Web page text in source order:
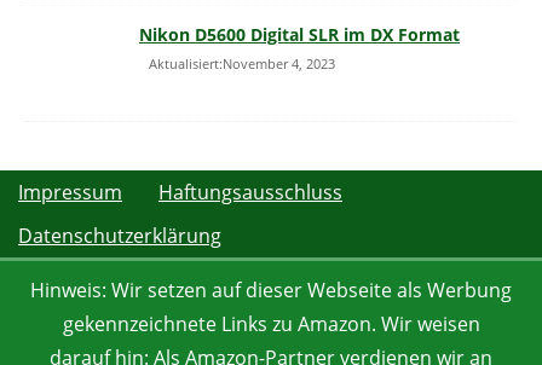
Nikon D5600 Digital SLR im DX Format
Aktualisiert:November 4, 2023
Impressum
Haftungsausschluss
Datenschutzerklärung
Hinweis: Wir setzen auf dieser Webseite als Werbung
gekennzeichnete Links zu Amazon. Wir weisen
darauf hin: Als Amazon-Partner verdienen wir an